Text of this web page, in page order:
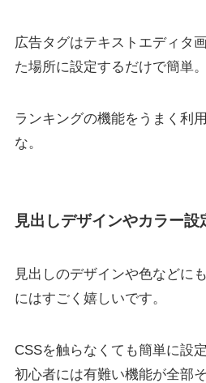
広告タグはテキストエディタ
た場所に設定するだけで簡単。
ランキングの機能をうまく利
な。
見出しデザインやカラー設
見出しのデザインや色などに
にはすごく嬉しいです。
CSSを触らなくても簡単に設
初心者には有難い機能が全部